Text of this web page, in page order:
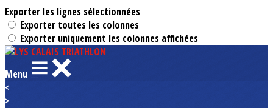
Exporter les lignes sélectionnées
Exporter toutes les colonnes
Exporter uniquement les colonnes affichées
Menu
<
>